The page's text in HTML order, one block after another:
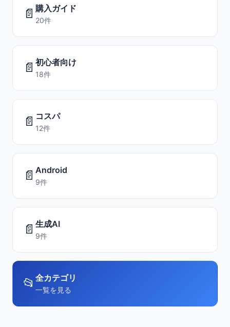
📄 購入ガイド
20件
📄 初心者向け
18件
📄 コスパ
12件
📄 Android
9件
📄 生成AI
9件
📂 全カテゴリ
一覧を見る